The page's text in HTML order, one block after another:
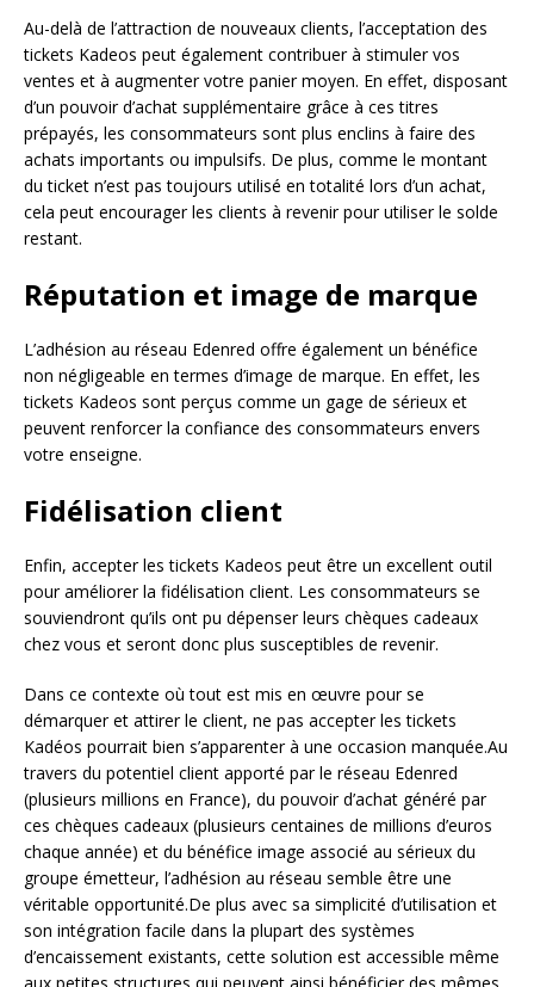
Au-delà de l’attraction de nouveaux clients, l’acceptation des
tickets Kadeos peut également contribuer à stimuler vos
ventes et à augmenter votre panier moyen. En effet, disposant
d’un pouvoir d’achat supplémentaire grâce à ces titres
prépayés, les consommateurs sont plus enclins à faire des
achats importants ou impulsifs. De plus, comme le montant
du ticket n’est pas toujours utilisé en totalité lors d’un achat,
cela peut encourager les clients à revenir pour utiliser le solde
restant.
Réputation et image de marque
L’adhésion au réseau Edenred offre également un bénéfice
non négligeable en termes d’image de marque. En effet, les
tickets Kadeos sont perçus comme un gage de sérieux et
peuvent renforcer la confiance des consommateurs envers
votre enseigne.
Fidélisation client
Enfin, accepter les tickets Kadeos peut être un excellent outil
pour améliorer la fidélisation client. Les consommateurs se
souviendront qu’ils ont pu dépenser leurs chèques cadeaux
chez vous et seront donc plus susceptibles de revenir.
Dans ce contexte où tout est mis en œuvre pour se
démarquer et attirer le client, ne pas accepter les tickets
Kadéos pourrait bien s’apparenter à une occasion manquée.Au
travers du potentiel client apporté par le réseau Edenred
(plusieurs millions en France), du pouvoir d’achat généré par
ces chèques cadeaux (plusieurs centaines de millions d’euros
chaque année) et du bénéfice image associé au sérieux du
groupe émetteur, l’adhésion au réseau semble être une
véritable opportunité.De plus avec sa simplicité d’utilisation et
son intégration facile dans la plupart des systèmes
d’encaissement existants, cette solution est accessible même